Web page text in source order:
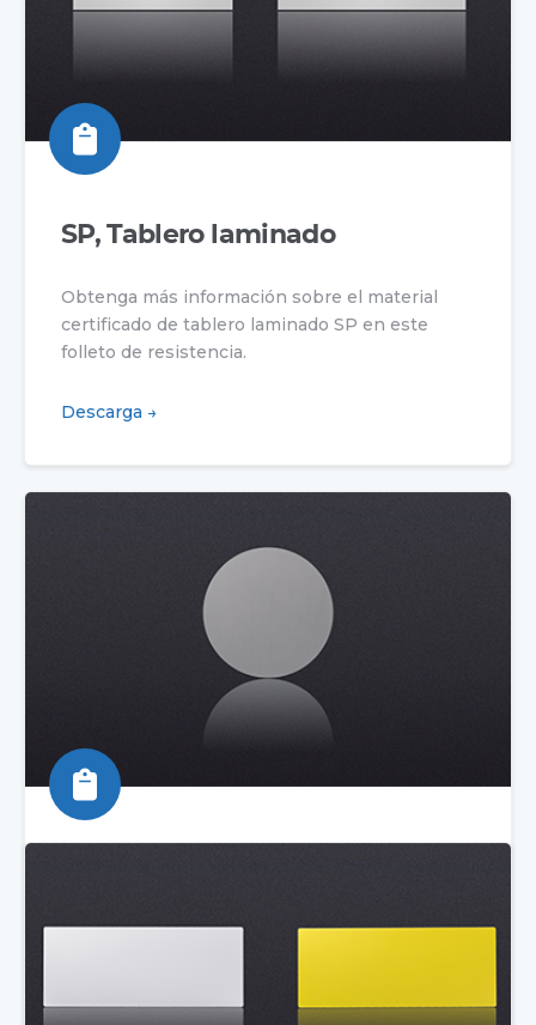
SP, Tablero laminado
Obtenga más información sobre el material
certificado de tablero laminado SP en este
folleto de resistencia.
Descarga →
certificado de película adhesiva de documentos